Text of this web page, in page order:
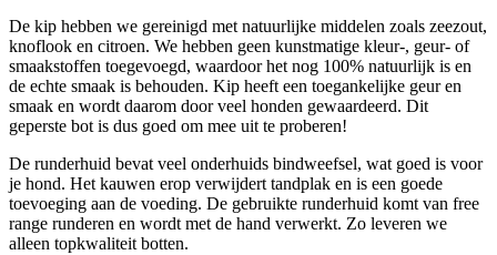
De kip hebben we gereinigd met natuurlijke middelen zoals zeezout,
knoflook en citroen. We hebben geen kunstmatige kleur-, geur- of
smaakstoffen toegevoegd, waardoor het nog 100% natuurlijk is en
de echte smaak is behouden. Kip heeft een toegankelijke geur en
smaak en wordt daarom door veel honden gewaardeerd. Dit
geperste bot is dus goed om mee uit te proberen!
De runderhuid bevat veel onderhuids bindweefsel, wat goed is voor
je hond. Het kauwen erop verwijdert tandplak en is een goede
toevoeging aan de voeding. De gebruikte runderhuid komt van free
range runderen en wordt met de hand verwerkt. Zo leveren we
alleen topkwaliteit botten.